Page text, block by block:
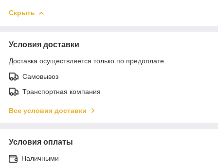
Скрыть
Условия доставки
Доставка осуществляется только по предоплате.
Самовывоз
Транспортная компания
Все условия доставки
Условия оплаты
Наличными